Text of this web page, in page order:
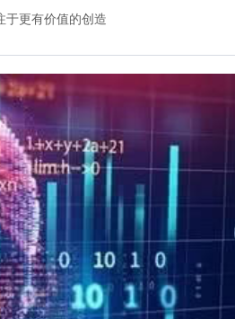
于更有价值的创造